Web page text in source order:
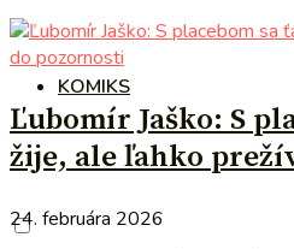
KOMIKS
do pozornosti
Ľubomír Jaško: S
žije, ale ľahko
24. februára 2026